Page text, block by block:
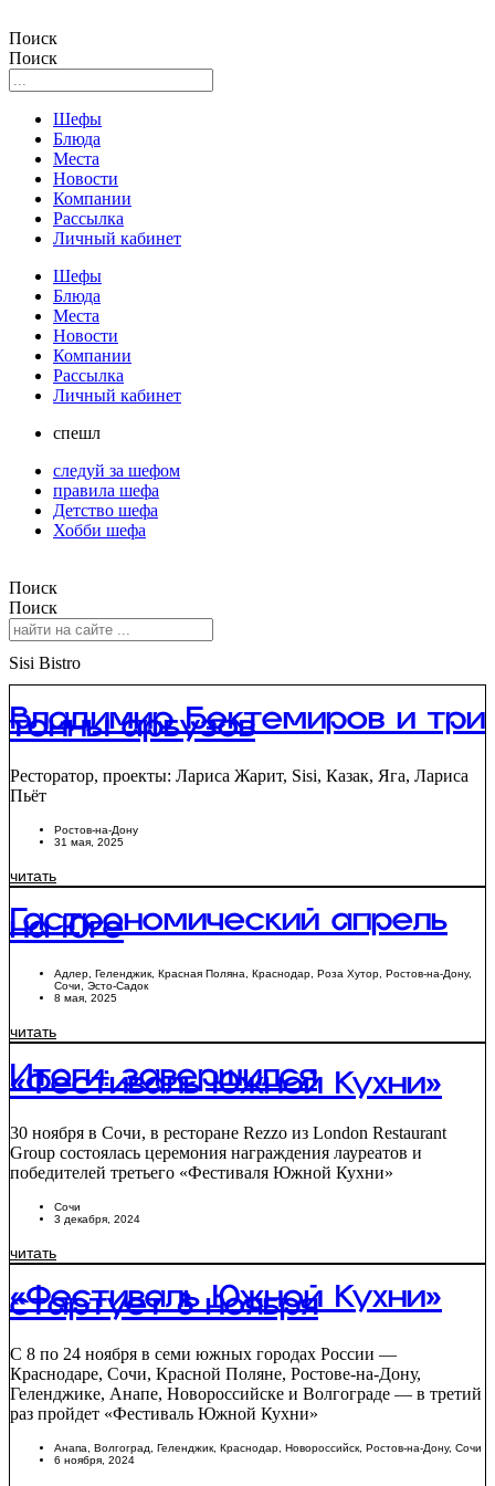
Поиск
Поиск
Шефы
Блюда
Места
Новости
Компании
Рассылка
Личный кабинет
Шефы
Блюда
Места
Новости
Компании
Рассылка
Личный кабинет
спешл
следуй за шефом
правила шефа
Детство шефа
Хобби шефа
Поиск
Поиск
Sisi Bistro
Владимир Бектемиров и три
тонны арбузов
Ресторатор, проекты: Лариса Жарит, Sisi, Казак, Яга, Лариса
Пьёт
Ростов-на-Дону
31 мая, 2025
читать
Гастрономический апрель
на Юге
Адлер Геленджик Красная Поляна Краснодар Роза Хутор Ростов-на-Дону,
Сочи
Эсто-Садок
8 мая, 2025
читать
Итоги: завершился
«Фестиваль Южной Кухни»
30 ноября в Сочи, в ресторане Rezzo из London Restaurant
Group состоялась церемония награждения лауреатов и
победителей третьего «Фестиваля Южной Кухни»
Сочи
3 декабря, 2024
читать
«Фестиваль Южной Кухни»
стартует 8 ноября
С 8 по 24 ноября в семи южных городах России —
Краснодаре, Сочи, Красной Поляне, Ростове-на-Дону,
Геленджике, Анапе, Новороссийске и Волгограде — в третий
раз пройдет «Фестиваль Южной Кухни»
Анапа Волгоград Геленджик Краснодар Новороссийск Ростов-на-Дону, Сочи
6 ноября, 2024